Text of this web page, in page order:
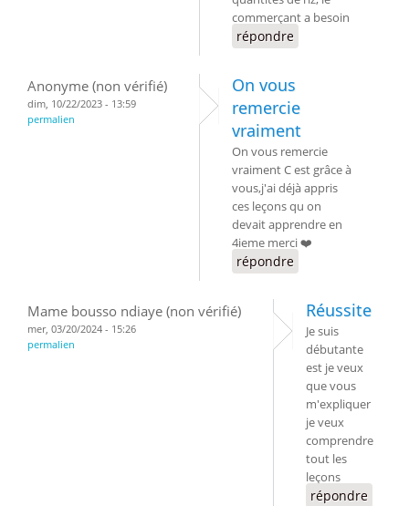
commerçant a besoin
répondre
Anonyme (non vérifié)
dim, 10/22/2023 - 13:59
permalien
On vous
remercie
vraiment
On vous remercie
vraiment C est grâce à
vous,j'ai déjà appris
ces leçons qu on
devait apprendre en
4ieme merci ❤️
répondre
Mame bousso ndiaye (non vérifié)
mer, 03/20/2024 - 15:26
permalien
Réussite
Je suis
débutante
est je veux
que vous
m'expliquer
je veux
comprendre
tout les
leçons
répondre